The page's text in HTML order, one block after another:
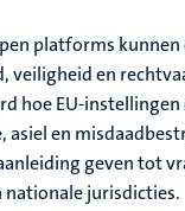
platforms
en
hoe EU-
en
geven tot
nationale jurisdicties.